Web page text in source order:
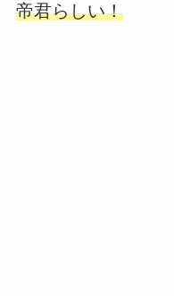
帝君らしい！